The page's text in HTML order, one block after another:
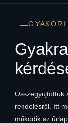
Összegyűjtöttük
rendelésről. Itt
működik az